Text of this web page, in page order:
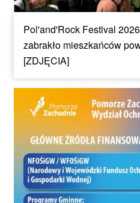
Pol'and'Rock Festival
zabrakło mieszkańców
[ZDJĘCIA]